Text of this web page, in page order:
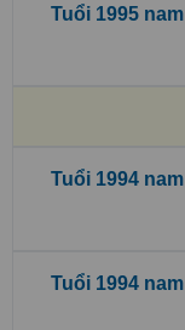
Tuổi 1995
Tuổi 1994
Tuổi 1994